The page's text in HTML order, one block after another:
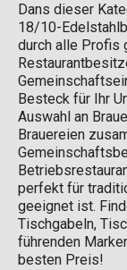
Dans dieser
18/10-
durch alle Profis
Besteck für Ihr
Auswahl an
Brauereien
perfekt für
geeignet ist.
Tischgabeln,
führenden
besten Preis!